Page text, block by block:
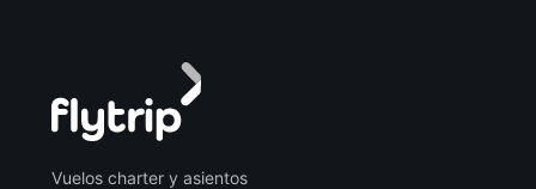
Vuelos charter y asientos